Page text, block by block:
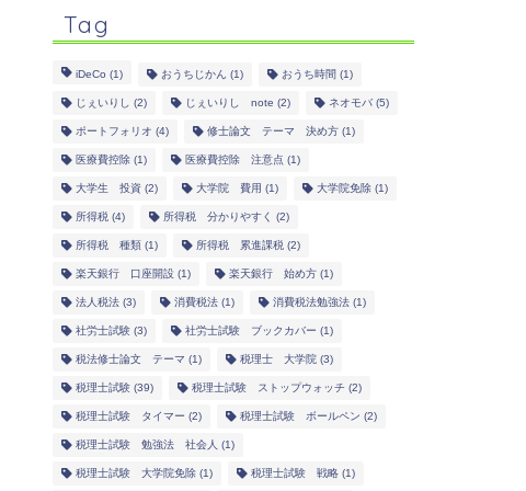
Tag
iDeCo (1) おうちじかん (1) おうち時間 (1)
じぇいりし (2) じぇいりし note (2) ネオモバ(5)
ポートフォリオ (4) 修士論文 テーマ 決め方(1)
医療費控除(1) 医療費控除 注意点 (1)
大学生 投資(2) 大学院 費用 (1) 大学院免除(1)
所得税 (4) 所得税 分かりやすく (2)
所得税 種類(1) 所得税 累進課税 (2)
楽天銀行 口座開設 (1) 楽天銀行 始め方(1)
法人税法(3) 消費税法(1) 消費税法勉強法(1)
社労士試験(3) 社労士試験 ブックカバー (1)
税法修士論文 テーマ (1) 税理士 大学院(3)
税理士試験(39) 税理士試験 ストップウォッチ (2)
税理士試験 タイマー (2) 税理士試験 ボールペン (2)
税理士試験 勉強法 社会人 (1)
税理士試験 大学院免除(1) 税理士試験 戦略(1)